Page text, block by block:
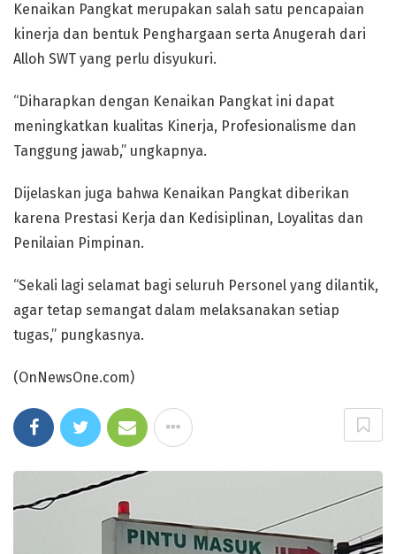
Kenaikan Pangkat merupakan salah satu pencapaian
kinerja dan bentuk Penghargaan serta Anugerah dari
Alloh SWT yang perlu disyukuri.
“Diharapkan dengan Kenaikan Pangkat ini dapat
meningkatkan kualitas Kinerja, Profesionalisme dan
Tanggung jawab,” ungkapnya.
Dijelaskan juga bahwa Kenaikan Pangkat diberikan
karena Prestasi Kerja dan Kedisiplinan, Loyalitas dan
Penilaian Pimpinan.
“Sekali lagi selamat bagi seluruh Personel yang dilantik,
agar tetap semangat dalam melaksanakan setiap
tugas,” pungkasnya.
(OnNewsOne.com)